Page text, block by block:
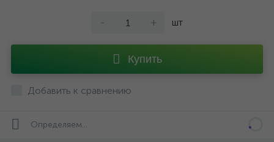
- + шт
Купить
Добавить к сравнению
Определяем...